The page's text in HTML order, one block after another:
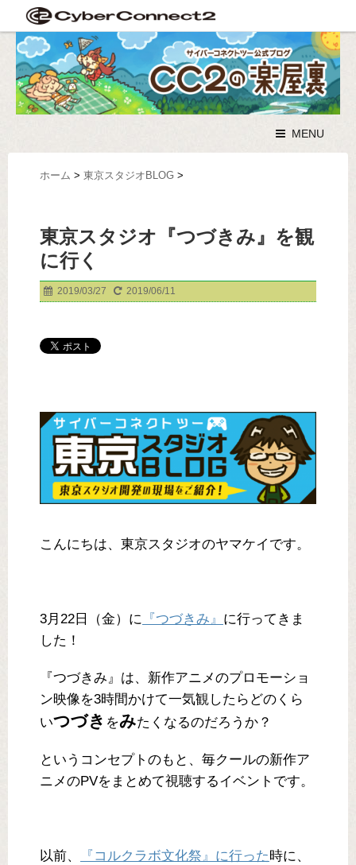
MENU
ホーム > 東京スタジオBLOG >
東京スタジオ『つづきみ』を観
に行く
2019/03/27 2019/06/11
こんにちは、東京スタジオのヤマケイです。
3月22日（金）に 『つづきみ』 に行ってきま
した！
『つづきみ』は、新作アニメのプロモーショ
ン映像を3時間かけて一気観したらどのくら
いつづき をみたくなるのだろうか？
というコンセプトのもと、毎クールの新作ア
ニメのPVをまとめて視聴するイベントです。
以前、 『コルクラボ文化祭』に行った時に、